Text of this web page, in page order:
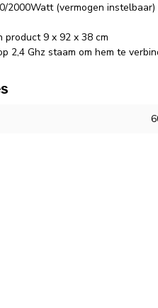
2000Watt (vermogen instelbaar)
product 9 x 92 x 38 cm
2,4 Ghz staam om hem te